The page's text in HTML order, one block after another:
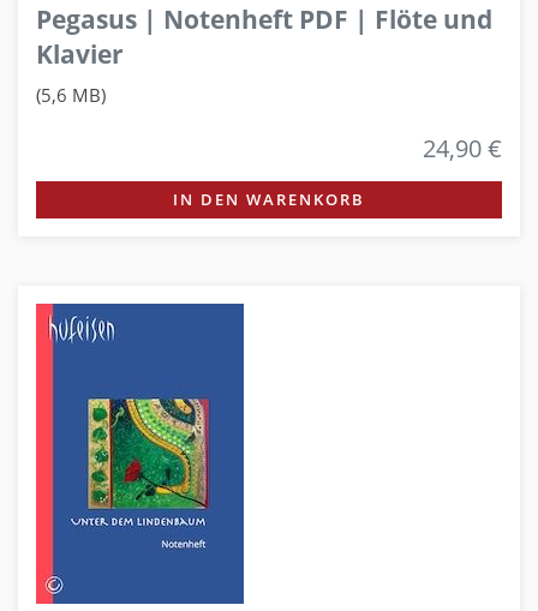
Pegasus | Notenheft PDF | Flöte und
Klavier
(5,6 MB)
24,90 €
IN DEN WARENKORB